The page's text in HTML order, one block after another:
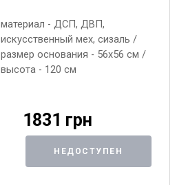
материал - ДСП, ДВП,
искусственный мех, сизаль /
размер основания - 56х56 см /
высота - 120 см
1831 грн
НЕДОСТУПЕН